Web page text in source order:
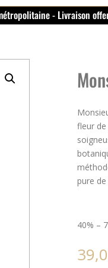
- Livraison
fleur
pure de
40% –